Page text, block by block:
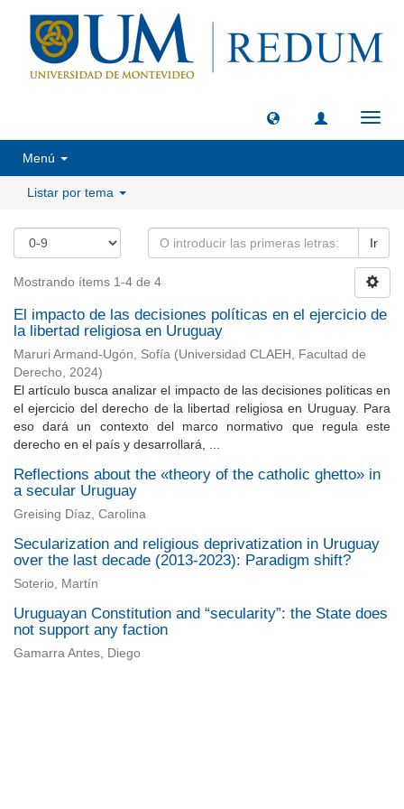
Menú
Listar por tema
Ir
Mostrando ítems 1-4 de 4
El impacto de las decisiones políticas en el ejercicio de
la libertad religiosa en Uruguay
Maruri Armand-Ugón, Sofía (Universidad CLAEH, Facultad de
Derecho, 2024)
El artículo busca analizar el impacto de las decisiones políticas en
el ejercicio del derecho de la libertad religiosa en Uruguay. Para
eso dará un contexto del marco normativo que regula este
derecho en el país y desarrollará, ...
Reflections about the «theory of the catholic ghetto» in
a secular Uruguay
Greising Díaz, Carolina
Secularization and religious deprivatization in Uruguay
over the last decade (2013-2023): Paradigm shift?
Soterio, Martín
Uruguayan Constitution and “secularity”: the State does
not support any faction
Gamarra Antes, Diego